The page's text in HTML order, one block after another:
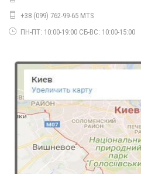
Стильна жіноча футболка
+38 (099) 762-99-65 MTS
ПН-ПТ: 10:00-19:00 СБ-ВС: 10:00-15:00